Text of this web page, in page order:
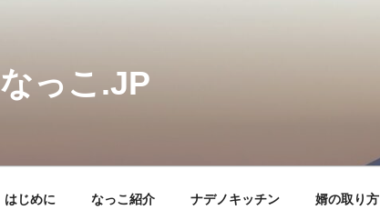
なっこ.JP
はじめに なっこ紹介 ナデノキッチン 婿の取り方